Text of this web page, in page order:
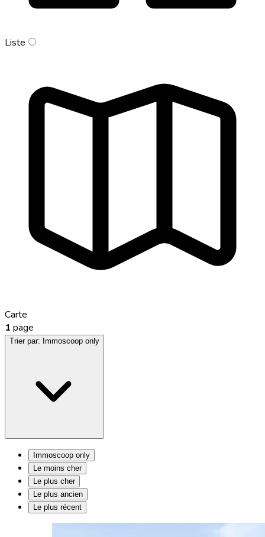
Liste
Carte
1 page
Trier par: Immoscoop only
Immoscoop only
Le moins cher
Le plus cher
Le plus ancien
Le plus récent